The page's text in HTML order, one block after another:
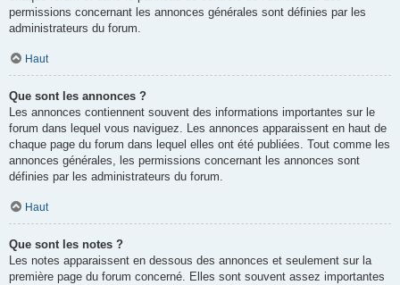
permissions concernant les annonces générales sont définies par les
administrateurs du forum.
Haut
Que sont les annonces ?
Les annonces contiennent souvent des informations importantes sur le
forum dans lequel vous naviguez. Les annonces apparaissent en haut de
chaque page du forum dans lequel elles ont été publiées. Tout comme les
annonces générales, les permissions concernant les annonces sont
définies par les administrateurs du forum.
Haut
Que sont les notes ?
Les notes apparaissent en dessous des annonces et seulement sur la
première page du forum concerné. Elles sont souvent assez importantes